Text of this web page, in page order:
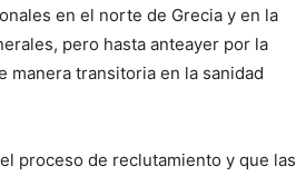
en el norte de Grecia y en la
pero hasta anteayer por la
manera transitoria en la sanidad
proceso de reclutamiento y que las